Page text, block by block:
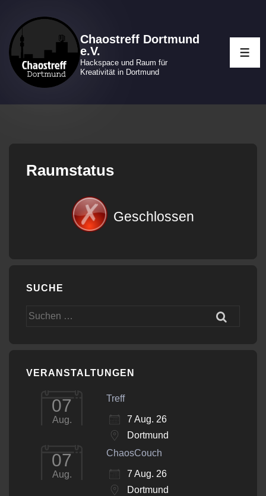
Inhalt
Chaostreff Dortmund
e.V.
Hackspace und Raum für
Kreativität in Dortmund
Raumstatus
Geschlossen
SUCHE
Suchen
VERANSTALTUNGEN
07
Aug.
Treff
7 Aug. 26
Dortmund
07
Aug.
ChaosCouch
7 Aug. 26
Dortmund